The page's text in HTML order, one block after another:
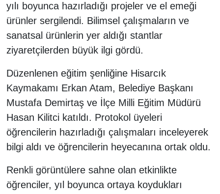
yılı boyunca hazırladığı projeler ve el emeği
ürünler sergilendi. Bilimsel çalışmaların ve
sanatsal ürünlerin yer aldığı stantlar
ziyaretçilerden büyük ilgi gördü.
Düzenlenen eğitim şenliğine Hisarcık
Kaymakamı Erkan Atam, Belediye Başkanı
Mustafa Demirtaş ve İlçe Milli Eğitim Müdürü
Hasan Kilitci katıldı. Protokol üyeleri
öğrencilerin hazırladığı çalışmaları inceleyerek
bilgi aldı ve öğrencilerin heyecanına ortak oldu.
Renkli görüntülere sahne olan etkinlikte
öğrenciler, yıl boyunca ortaya koydukları